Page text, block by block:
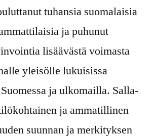
tuhansia suomalaisia
ja puhunut
lisäävästä voimasta
yleisölle lukuisissa
ja ulkomailla. Salla-
ja ammatillinen
suunnan ja merkityksen